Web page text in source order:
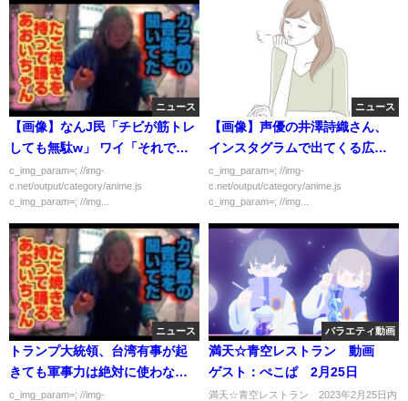
ニュース
【画像】なんJ民「チビが筋トレ
しても無駄w」 ワイ「それでは
こちらをご覧ください」
c_img_param=; //img-
c.net/output/category/anime.js
c_img_param=; //img...
ニュース
【画像】声優の井澤詩織さん、
インスタグラムで出てくる広告
を踏んだら詐欺に遭ってしまう
c_img_param=; //img-
c.net/output/category/anime.js
c_img_param=; //img...
ニュース
トランプ大統領、台湾有事が起
きても軍事力は絶対に使わない
と発表
c_img_param=; //img-
バラエティ動画
満天☆青空レストラン 動画
ゲスト：ぺこぱ 2月25日
満天☆青空レストラン 2023年2月25日内